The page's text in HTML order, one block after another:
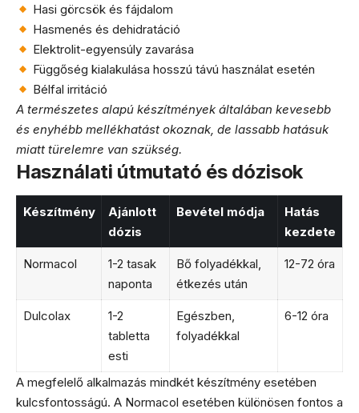
Hasi görcsök és fájdalom
Hasmenés és dehidratáció
Elektrolit-egyensúly zavarása
Függőség kialakulása hosszú távú használat esetén
Bélfal irritáció
A természetes alapú készítmények általában kevesebb
és enyhébb mellékhatást okoznak, de lassabb hatásuk
miatt türelemre van szükség.
Használati útmutató és dózisok
Készítmény
Ajánlott
dózis
Bevétel módja
Hatás
kezdete
Normacol
1-2 tasak
naponta
Bő folyadékkal,
étkezés után
12-72 óra
Dulcolax
1-2
tabletta
esti
Egészben,
folyadékkal
6-12 óra
A megfelelő alkalmazás mindkét készítmény esetében
kulcsfontosságú. A Normacol esetében különösen fontos a